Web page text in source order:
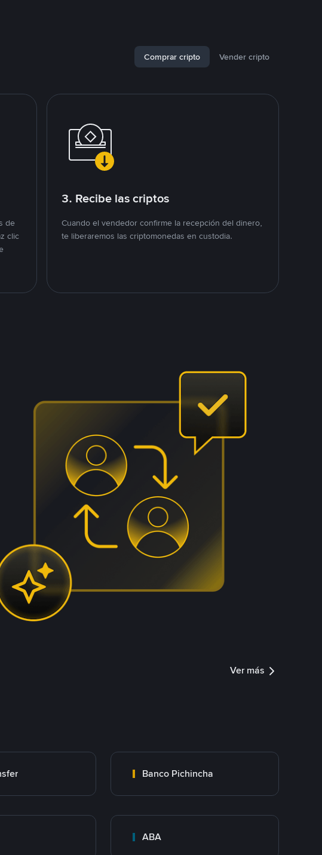
Comprar cripto Vender cripto
de
clic
3. Recibe las criptos
Cuando el vendedor confirme la recepción del dinero,
te liberaremos las criptomonedas en custodia.
Ver más
Banco Pichincha
ABA